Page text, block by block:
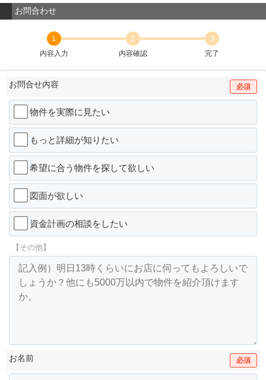
お問合わせ
1
内容入力
2
内容確認
3
完了
お問合せ内容 必須
物件を実際に見たい
もっと詳細が知りたい
希望に合う物件を探して欲しい
図面が欲しい
資金計画の相談をしたい
【その他】
お名前 必須